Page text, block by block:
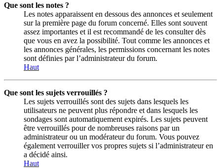
Que sont les notes ?
Les notes apparaissent en dessous des annonces et seulement
sur la première page du forum concerné. Elles sont souvent
assez importantes et il est recommandé de les consulter dès
que vous en avez la possibilité. Tout comme les annonces et
les annonces générales, les permissions concernant les notes
sont définies par l’administrateur du forum.
Haut
Que sont les sujets verrouillés ?
Les sujets verrouillés sont des sujets dans lesquels les
utilisateurs ne peuvent plus répondre et dans lesquels les
sondages sont automatiquement expirés. Les sujets peuvent
être verrouillés pour de nombreuses raisons par un
administrateur ou un modérateur du forum. Vous pouvez
également verrouiller vos propres sujets si l’administrateur en
a décidé ainsi.
Haut